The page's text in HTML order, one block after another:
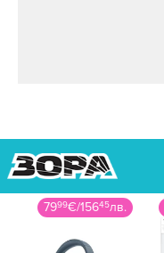
7999€/15645лв.